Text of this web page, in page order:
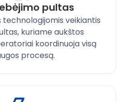
pultas
technologijomis veikiantis
kuriame aukštos
koordinuoja visą
procesą.